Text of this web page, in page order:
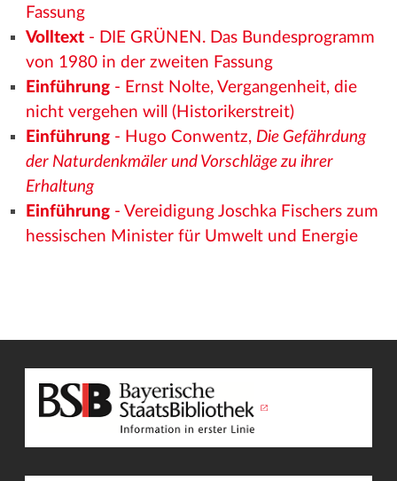
Fassung
Volltext- DIE GRÜNEN. Das Bundesprogramm
von 1980 in der zweiten Fassung
Einführung- Ernst Nolte, Vergangenheit, die
nicht vergehen will (Historikerstreit)
Einführung- Hugo Conwentz, Die Gefährdung
der Naturdenkmäler und Vorschläge zu ihrer
Erhaltung
Einführung- Vereidigung Joschka Fischers zum
hessischen Minister für Umwelt und Energie